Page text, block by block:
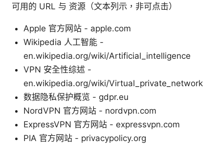
可用的 URL 与 资源（文本列示，非可点击）
Apple 官方网站 - apple.com
Wikipedia 人工智能 -
en.wikipedia.org/wiki/Artificial_intelligence
VPN 安全性综述 -
en.wikipedia.org/wiki/Virtual_private_network
数据隐私保护概览 - gdpr.eu
NordVPN 官方网站 - nordvpn.com
ExpressVPN 官方网站 - expressvpn.com
PIA 官方网站 - privacypolicy.org